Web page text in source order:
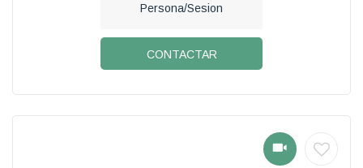
Persona/Sesion
CONTACTAR